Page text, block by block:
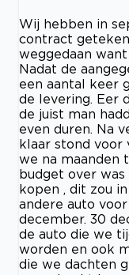
Wij hebben in
contract
weggedaan
Nadat de
een aantal keer
de levering. Eer
de juist man
even duren. Na
klaar stond voor
we na maanden
budget over
kopen , dit zou
andere auto
december. 30
de auto die we
worden en ook
die we dachten